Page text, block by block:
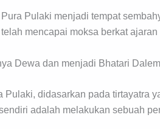
Pulaki menjadi tempat
mencapai moksa berkat
Dewa dan menjadi Bhatari
didasarkan pada tirtayatra
adalah melakukan sebuah